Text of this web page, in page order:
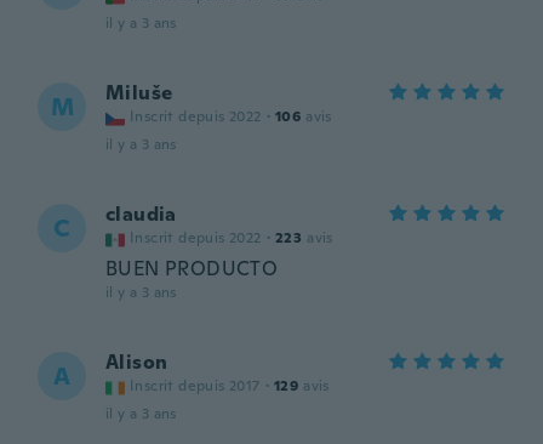
il y a 3 ans
M Miluše
Inscrit depuis 2022 · 106 avis
il y a 3 ans
C claudia
Inscrit depuis 2022 · 223 avis
BUEN PRODUCTO
il y a 3 ans
A Alison
Inscrit depuis 2017 · 129 avis
il y a 3 ans